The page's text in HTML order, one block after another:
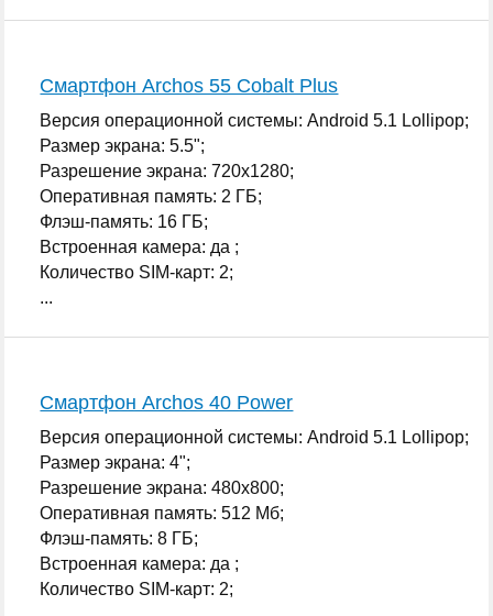
Смартфон Archos 55 Cobalt Plus
Версия операционной системы: Android 5.1 Lollipop;
Размер экрана: 5.5";
Разрешение экрана: 720x1280;
Оперативная память: 2 ГБ;
Флэш-память: 16 ГБ;
Встроенная камера: да ;
Количество SIM-карт: 2;
...
Смартфон Archos 40 Power
Версия операционной системы: Android 5.1 Lollipop;
Размер экрана: 4";
Разрешение экрана: 480x800;
Оперативная память: 512 Мб;
Флэш-память: 8 ГБ;
Встроенная камера: да ;
Количество SIM-карт: 2;